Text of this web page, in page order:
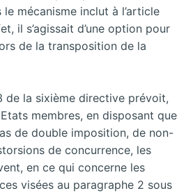
mécanisme inclut à l’article
il s’agissait d’une option pour
de la transposition de la
de la sixième directive prévoit,
membres, en disposant que
de double imposition, de non-
de concurrence, les
en ce qui concerne les
visées au paragraphe 2 sous